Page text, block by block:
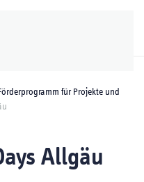
für Projekte und
Allgäu